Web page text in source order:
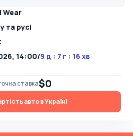
Wear
та русі
14:00/9 д : 7 г : 16 хв
ставка$0
авто в Україні